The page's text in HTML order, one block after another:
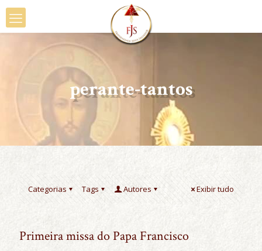
perante-tantos
Categorias Tags Autores Exibir tudo
Primeira missa do Papa Francisco